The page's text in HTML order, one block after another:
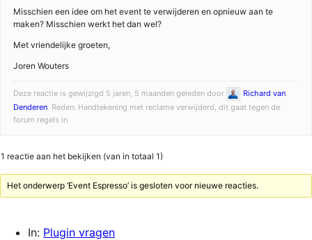
Misschien een idee om het event te verwijderen en opnieuw aan te
maken? Misschien werkt het dan wel?
Met vriendelijke groeten,
Joren Wouters
Deze reactie is gewijzigd 5 jaren, 5 maanden geleden door
Richard van
Denderen. Reden: Handtekening met reclame verwijderd, dit gaat tegen de
forum regels in
1 reactie aan het bekijken (van in totaal 1)
Het onderwerp ‘Event Espresso’ is gesloten voor nieuwe reacties.
In: Plugin vragen